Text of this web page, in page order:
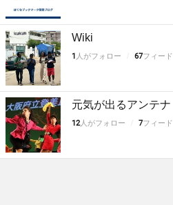
Wiki
1 人がフォロー 67フィード
元気が出るアンテナ
12 人がフォロー 7フィード